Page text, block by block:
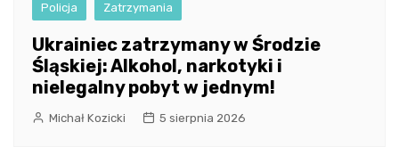
Policja Zatrzymania
Ukrainiec zatrzymany w Środzie
Śląskiej: Alkohol, narkotyki i
nielegalny pobyt w jednym!
Michał Kozicki 5 sierpnia 2026